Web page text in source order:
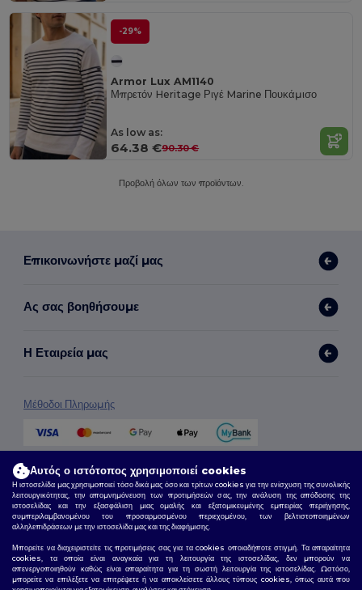
-29%
Armor Lux AM1140
Μπρετόν Heritage Ριγέ Marine Πουκάμισο
As low as:
64.38 €90.30 €
Προβολή όλων των προϊόντων.
Επικοινωνήστε μαζί μας
Ας σας βοηθήσουμε
Η Εταιρεία μας
Μέθοδοι Πληρωμής
Μέθοδοι Αποστολής
Αυτός ο ιστότοπος χρησιμοποιεί cookies
Η ιστοσελίδα μας χρησιμοποιεί τόσο δικά μας όσο και τρίτων cookies για την ενίσχυση της συνολικής
λειτουργικότητας, την απομνημόνευση των προτιμήσεών σας, την ανάλυση της απόδοσης της
ιστοσελίδας και την εξασφάλιση μιας ομαλής και εξατομικευμένης εμπειρίας περιήγησης,
συμπεριλαμβανομένου του προσαρμοσμένου περιεχομένου, των βελτιστοποιημένων
αλληλεπιδράσεων με την ιστοσελίδα μας και της διαφήμισης.
Μπορείτε να διαχειριστείτε τις προτιμήσεις σας για τα cookies οποιαδήποτε στιγμή. Τα απαραίτητα
cookies, τα οποία είναι αναγκαία για τη λειτουργία της ιστοσελίδας, δεν μπορούν να
απενεργοποιηθούν καθώς είναι απαραίτητα για τη σωστή λειτουργία της ιστοσελίδας. Ωστόσο,
μπορείτε να επιλέξετε να επιτρέψετε ή να αποκλείσετε άλλους τύπους cookies, όπως αυτά που